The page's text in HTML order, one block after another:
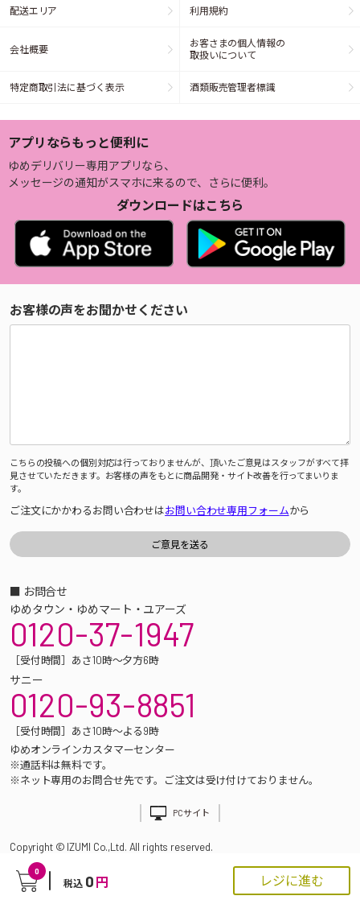
0
税込 0 円 レジに進む
配送エリア 利用規約
会社概要
お客さまの個人情報の
取扱いについて
特定商取引法に基づく表示 酒類販売管理者標識
アプリならもっと便利に
ゆめデリバリー専用アプリなら、
メッセージの通知がスマホに来るので、さらに便利。
ダウンロードはこちら
お客様の声をお聞かせください
こちらの投稿への個別対応は行っておりませんが、頂いたご意見はスタッフがすべて拝
見させていただきます。お客様の声をもとに商品開発・サイト改善を行ってまいりま
す。
ご注文にかかわるお問い合わせはお問い合わせ専用フォームから
■ お問合せ
ゆめタウン・ゆめマート・ユアーズ
0120-37-1947
［受付時間］あさ10時～夕方6時
サニー
0120-93-8851
［受付時間］あさ10時～よる9時
ゆめオンラインカスタマーセンター
※通話料は無料です。
※ネット専用のお問合せ先です。ご注文は受け付けておりません。
PCサイト
Copyright © IZUMI Co.,Ltd. All rights reserved.